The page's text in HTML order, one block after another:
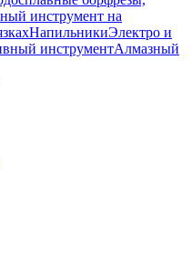
инструмент на
НапильникиЭлектро и
инструментАлмазный